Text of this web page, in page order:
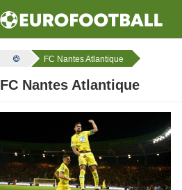
FC Nantes Atlantique
FC Nantes Atlantique